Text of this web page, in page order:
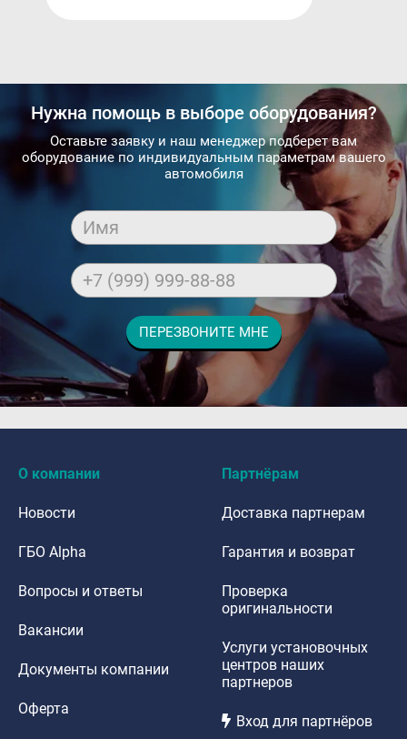
Нужна помощь в выборе оборудования?
Оставьте заявку и наш менеджер подберет вам
оборудование по индивидуальным параметрам вашего
автомобиля
Имя
+7 (999) 999-88-88
ПЕРЕЗВОНИТЕ МНЕ
О компании
Новости
ГБО Alpha
Вопросы и ответы
Вакансии
Документы компании
Оферта
Партнёрам
Доставка партнерам
Гарантия и возврат
Проверка
оригинальности
Услуги установочных
центров наших
партнеров
Вход для партнёров